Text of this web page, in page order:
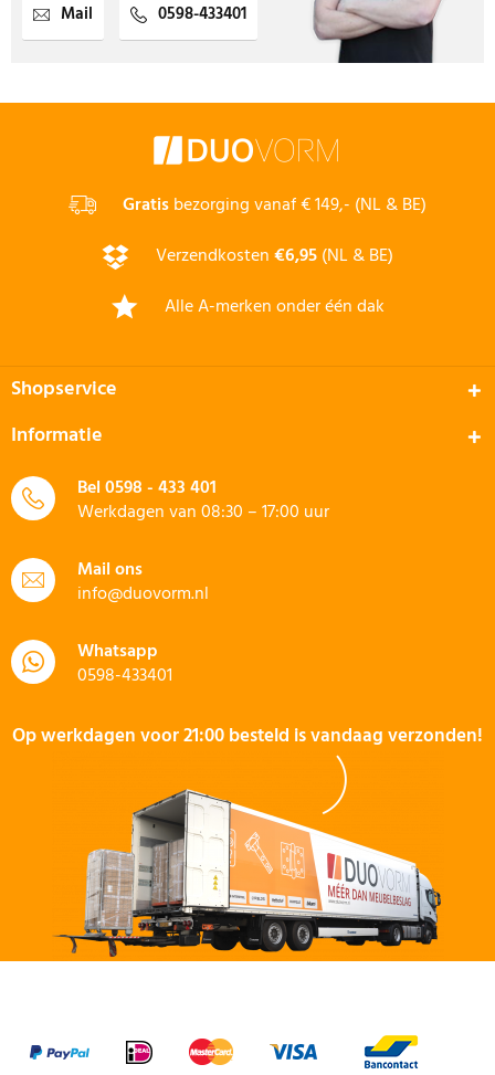
Mail 0598-433401
Gratisbezorging vanaf € 149,- (NL & BE)
Verzendkosten€6,95(NL & BE)
Alle A-merken onder één dak
Shopservice
Informatie
Bel0598 - 433 401
Werkdagen van 08:30 – 17:00 uur
Mail ons
info@duovorm.nl
Whatsapp
0598-433401
Op werkdagen voor 21:00 besteld is vandaag verzonden!